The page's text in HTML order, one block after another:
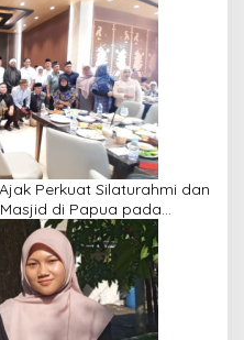
Perkuat Silaturahmi dan
di Papua pada
Insan Cita